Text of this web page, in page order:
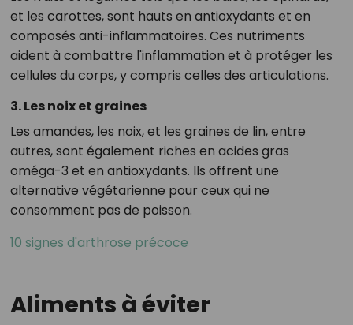
et les carottes, sont hauts en antioxydants et en
composés anti-inflammatoires. Ces nutriments
aident à combattre l'inflammation et à protéger les
cellules du corps, y compris celles des articulations.
3. Les noix et graines
Les amandes, les noix, et les graines de lin, entre
autres, sont également riches en acides gras
oméga-3 et en antioxydants. Ils offrent une
alternative végétarienne pour ceux qui ne
consomment pas de poisson.
10 signes d'arthrose précoce
Aliments à éviter